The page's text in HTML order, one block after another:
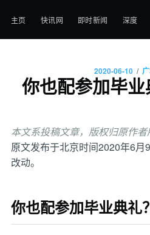
主页 快讯网 即时新闻 深度
2020-06-10 /
你也配参加毕业
本文系投稿文章，版权归原作者
原文发布于北京时间2020年6月
改动。
你也配参加毕业典礼？